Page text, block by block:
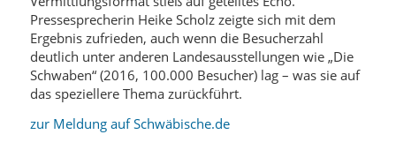
Pressesprecherin Heike Scholz zeigte sich mit dem
Ergebnis zufrieden, auch wenn die Besucherzahl
deutlich unter anderen Landesausstellungen wie „Die
Schwaben“ (2016, 100.000 Besucher) lag – was sie auf
das speziellere Thema zurückführt.
zur Meldung auf Schwäbische.de